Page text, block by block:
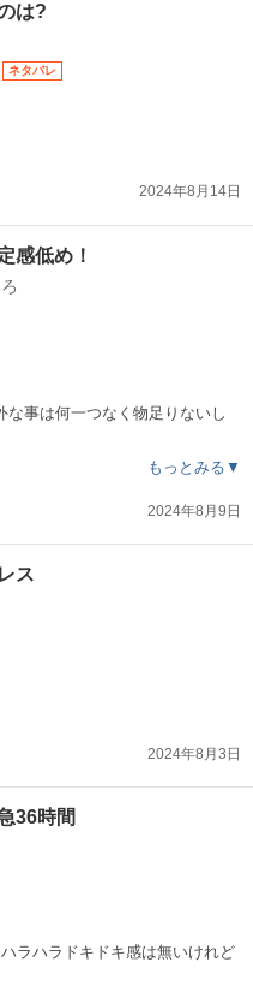
は?
ネタバレ
2024年8月14日
感低め！
事は何一つなく物足りないし
もっとみる▼
2024年8月9日
ス
2024年8月3日
36時間
ラハラドキドキ感は無いけれど